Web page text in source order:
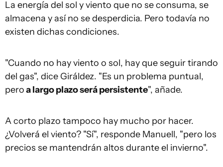
La energía del sol y viento que no se consuma, se
almacena y así no se desperdicia. Pero todavía no
existen dichas condiciones.
"Cuando no hay viento o sol, hay que seguir tirando
del gas", dice Giráldez. "Es un problema puntual,
peroa largo plazo será persistente", añade.
A corto plazo tampoco hay mucho por hacer.
¿Volverá el viento? "Sí", responde Manuell, "pero los
precios se mantendrán altos durante el invierno".